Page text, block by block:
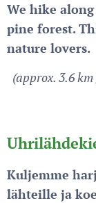
We hike
pine forest.
nature lovers.
(approx. 3.6
U
Kuljemme
lähteille ja